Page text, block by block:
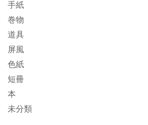
手紙
巻物
道具
屏風
色紙
短冊
本
未分類